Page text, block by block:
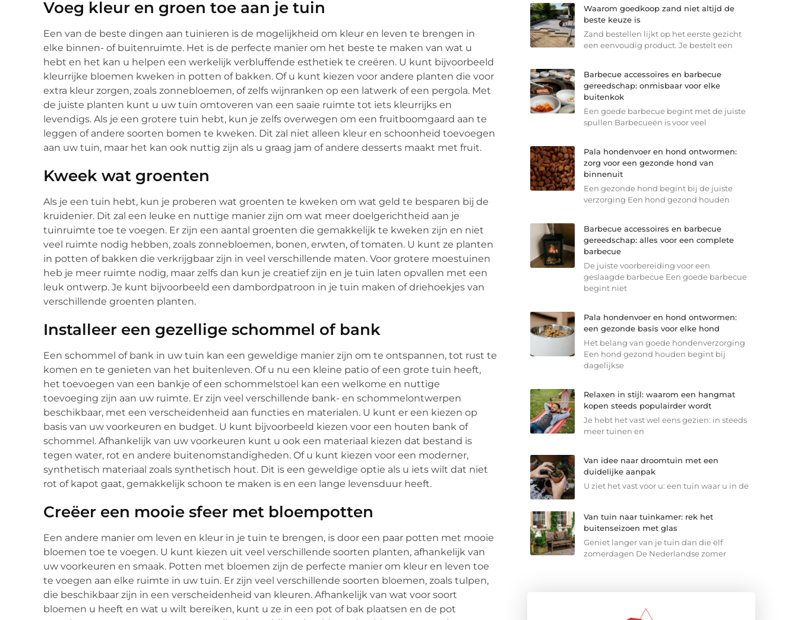
Voeg kleur en groen toe aan je tuin
Een van de beste dingen aan tuinieren is de mogelijkheid om kleur en leven te brengen in
elke binnen- of buitenruimte. Het is de perfecte manier om het beste te maken van wat u
hebt en het kan u helpen een werkelijk verbluffende esthetiek te creëren. U kunt bijvoorbeeld
kleurrijke bloemen kweken in potten of bakken. Of u kunt kiezen voor andere planten die voor
extra kleur zorgen, zoals zonnebloemen, of zelfs wijnranken op een latwerk of een pergola. Met
de juiste planten kunt u uw tuin omtoveren van een saaie ruimte tot iets kleurrijks en
levendigs. Als je een grotere tuin hebt, kun je zelfs overwegen om een fruitboomgaard aan te
leggen of andere soorten bomen te kweken. Dit zal niet alleen kleur en schoonheid toevoegen
aan uw tuin, maar het kan ook nuttig zijn als u graag jam of andere desserts maakt met fruit.
Kweek wat groenten
Als je een tuin hebt, kun je proberen wat groenten te kweken om wat geld te besparen bij de
kruidenier. Dit zal een leuke en nuttige manier zijn om wat meer doelgerichtheid aan je
tuinruimte toe te voegen. Er zijn een aantal groenten die gemakkelijk te kweken zijn en niet
veel ruimte nodig hebben, zoals zonnebloemen, bonen, erwten, of tomaten. U kunt ze planten
in potten of bakken die verkrijgbaar zijn in veel verschillende maten. Voor grotere moestuinen
heb je meer ruimte nodig, maar zelfs dan kun je creatief zijn en je tuin laten opvallen met een
leuk ontwerp. Je kunt bijvoorbeeld een dambordpatroon in je tuin maken of driehoekjes van
verschillende groenten planten.
Installeer een gezellige schommel of bank
Een schommel of bank in uw tuin kan een geweldige manier zijn om te ontspannen, tot rust te
komen en te genieten van het buitenleven. Of u nu een kleine patio of een grote tuin heeft,
het toevoegen van een bankje of een schommelstoel kan een welkome en nuttige
toevoeging zijn aan uw ruimte. Er zijn veel verschillende bank- en schommelontwerpen
beschikbaar, met een verscheidenheid aan functies en materialen. U kunt er een kiezen op
basis van uw voorkeuren en budget. U kunt bijvoorbeeld kiezen voor een houten bank of
schommel. Afhankelijk van uw voorkeuren kunt u ook een materiaal kiezen dat bestand is
tegen water, rot en andere buitenomstandigheden. Of u kunt kiezen voor een moderner,
synthetisch materiaal zoals synthetisch hout. Dit is een geweldige optie als u iets wilt dat niet
rot of kapot gaat, gemakkelijk schoon te maken is en een lange levensduur heeft.
Creëer een mooie sfeer met bloempotten
Een andere manier om leven en kleur in je tuin te brengen, is door een paar potten met mooie
bloemen toe te voegen. U kunt kiezen uit veel verschillende soorten planten, afhankelijk van
uw voorkeuren en smaak. Potten met bloemen zijn de perfecte manier om kleur en leven toe
te voegen aan elke ruimte in uw tuin. Er zijn veel verschillende soorten bloemen, zoals tulpen,
die beschikbaar zijn in een verscheidenheid van kleuren. Afhankelijk van wat voor soort
bloemen u heeft en wat u wilt bereiken, kunt u ze in een pot of bak plaatsen en de pot
Waarom goedkoop zand niet altijd de
beste keuze is
Zand bestellen lijkt op het eerste gezicht
een eenvoudig product. Je bestelt een
Barbecue accessoires en barbecue
gereedschap: onmisbaar voor elke
buitenkok
Een goede barbecue begint met de juiste
spullen Barbecueën is voor veel
Pala hondenvoer en hond ontwormen:
zorg voor een gezonde hond van
binnenuit
Een gezonde hond begint bij de juiste
verzorging Een hond gezond houden
Barbecue accessoires en barbecue
gereedschap: alles voor een complete
barbecue
De juiste voorbereiding voor een
geslaagde barbecue Een goede barbecue
begint niet
Pala hondenvoer en hond ontwormen:
een gezonde basis voor elke hond
Het belang van goede hondenverzorging
Een hond gezond houden begint bij
dagelijkse
Relaxen in stijl: waarom een hangmat
kopen steeds populairder wordt
Je hebt het vast wel eens gezien: in steeds
meer tuinen en
Van idee naar droomtuin met een
duidelijke aanpak
U ziet het vast voor u: een tuin waar u in de
Van tuin naar tuinkamer: rek het
buitenseizoen met glas
Geniet langer van je tuin dan die elf
zomerdagen De Nederlandse zomer